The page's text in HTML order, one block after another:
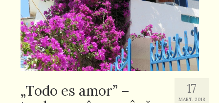
17
MART. 2018
„Todo es amor” –